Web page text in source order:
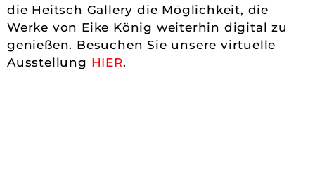
die Heitsch Gallery die Möglichkeit, die
Werke von Eike König weiterhin digital zu
genießen. Besuchen Sie unsere virtuelle
Ausstellung HIER.